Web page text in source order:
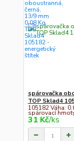
spárovačka
TOP Sklad4
105182 Váha:
spárovací
31 Kč/ks